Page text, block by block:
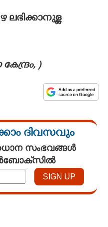
ലഭിക്കാനുള്ള
)
ദിവസവും
സംഭവങ്ങൾ